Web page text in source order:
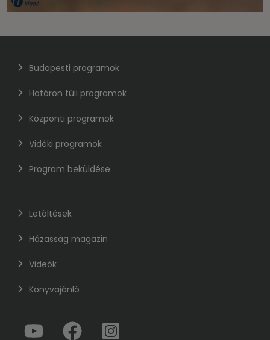
Budapesti programok
Határon túli programok
Központi programok
Vidéki programok
Program beküldése
Letöltések
Házasság magazin
Videók
Könyvajánló